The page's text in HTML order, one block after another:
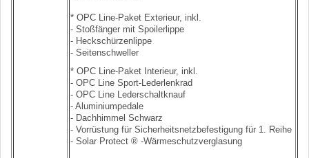
* OPC Line-Paket Exterieur, inkl.
- Stoßfänger mit Spoilerlippe
- Heckschürzenlippe
- Seitenschweller
* OPC Line-Paket Interieur, inkl.
- OPC Line Sport-Lederlenkrad
- OPC Line Lederschaltknauf
- Aluminiumpedale
- Dachhimmel Schwarz
- Vorrüstung für Sicherheitsnetzbefestigung für 1. Reihe
- Solar Protect ® -Wärmeschutzverglasung